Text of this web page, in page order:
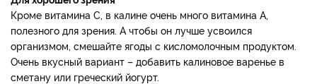
Кроме витамина С, в калине очень много витамина А,
полезного для зрения. А чтобы он лучше усвоился
организмом, смешайте ягоды с кисломолочным продуктом.
Очень вкусный вариант – добавить калиновое варенье в
сметану или греческий йогурт.